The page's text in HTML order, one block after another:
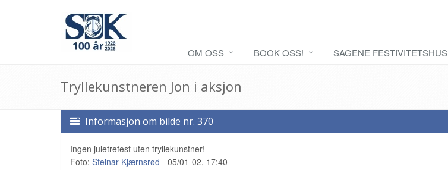
OM OSS BOOK OSS! SAGENE FESTIVITETSHUS
Tryllekunstneren Jon i aksjon
Informasjon om bilde nr. 370
Ingen juletrefest uten tryllekunstner!
Foto: Steinar Kjærnsrød - 05/01-02, 17:40